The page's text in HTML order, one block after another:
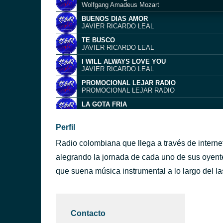
Wolfgang Amadeus Mozart
BUENOS DIAS AMOR
JAVIER RICARDO LEAL
TE BUSCO
JAVIER RICARDO LEAL
I WILL ALWAYS LOVE YOU
JAVIER RICARDO LEAL
PROMOCIONAL LEJAR RADIO
PROMOCIONAL LEJAR RADIO
LA GOTA FRIA
TE QUIERO ASI
JAVIER RICARDO LEAL
AMAR Y QUERER
JAVIER RICARDO LEAL
Perfil
Radio colombiana que llega a través de
alegrando la jornada de cada uno de sus
que suena música instrumental a lo largo del
Contacto